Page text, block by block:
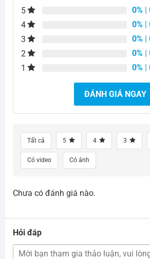
5 0% |
4
0% |
3
0% |
2
0% |
1
0% |
ĐÁNH GIÁ NGAY
Tất cả 5 4 3
Có video Có ảnh
Chưa có đánh giá nào.
Hỏi đáp